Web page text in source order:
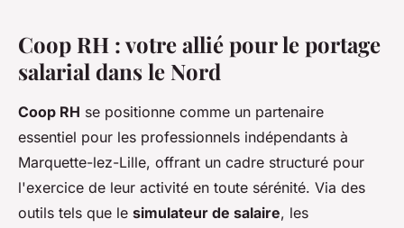
Coop RH : votre allié pour le portage
salarial dans le Nord
Coop RH se positionne comme un partenaire
essentiel pour les professionnels indépendants à
Marquette-lez-Lille, offrant un cadre structuré pour
l'exercice de leur activité en toute sérénité. Via des
outils tels que le simulateur de salaire, les